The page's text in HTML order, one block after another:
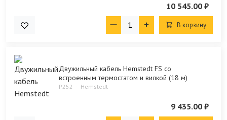
10 545.00 ₽
В корзину
Двужильный кабель Hemstedt FS со
встроенным термостатом и вилкой (18 м)
P252 Hemstedt
9 435.00 ₽